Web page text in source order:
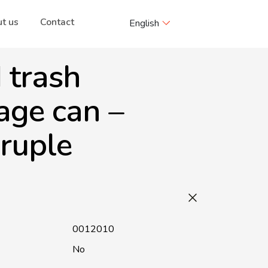
us Contact English
trash
can –
0012010
No